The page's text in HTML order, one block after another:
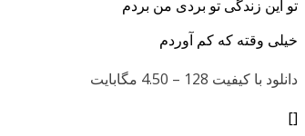
تو این زندگی تو بردی من بردم
خیلی وقته که کم آوردم
دانلود با کیفیت 128 –
4.50 مگابایت
[]